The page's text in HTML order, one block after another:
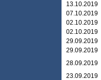
13.10.2019
07.10.2019
02.10.2019
02.10.2019
29.09.2019
29.09.2019
28.09.2019
23.09.2019